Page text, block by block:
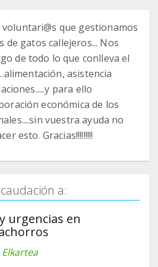
que gestionamos
de gatos callejeros... Nos
de todo lo que conlleva el
asistencia
para ello
económica de los
vuestra ayuda no
esto. Gracias!!!!!!!!!
a:
urgencias en